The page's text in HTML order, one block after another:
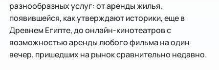
разнообразных услуг: от аренды жилья,
появившейся, как утверждают историки, еще в
Древнем Египте, до онлайн-кинотеатров с
возможностью аренды любого фильма на один
вечер, пришедших на рынок сравнительно недавно.